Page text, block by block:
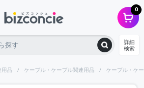
0
詳細
検索
品 ケーブル・ケーブル関連用品 ケーブル・ケ